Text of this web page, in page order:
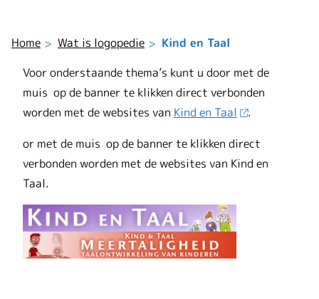
Home Wat is logopedie Kind en Taal
Voor onderstaande thema’s kunt u door met de
muis op de banner te klikken direct verbonden
worden met de websites van Kind en Taal
.
or met de muis op de banner te klikken direct
verbonden worden met de websites van Kind en
Taal.